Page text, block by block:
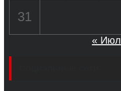
31
« Июл